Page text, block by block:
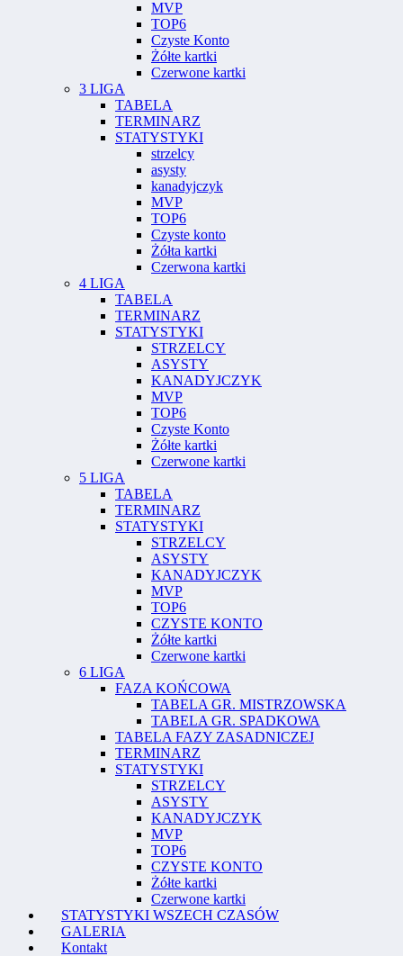
MVP
TOP6
Czyste Konto
Żółte kartki
Czerwone kartki
3 LIGA
TABELA
TERMINARZ
STATYSTYKI
strzelcy
asysty
kanadyjczyk
MVP
TOP6
Czyste konto
Żółta kartki
Czerwona kartki
4 LIGA
TABELA
TERMINARZ
STATYSTYKI
STRZELCY
ASYSTY
KANADYJCZYK
MVP
TOP6
Czyste Konto
Żółte kartki
Czerwone kartki
5 LIGA
TABELA
TERMINARZ
STATYSTYKI
STRZELCY
ASYSTY
KANADYJCZYK
MVP
TOP6
CZYSTE KONTO
Żółte kartki
Czerwone kartki
6 LIGA
FAZA KOŃCOWA
TABELA GR. MISTRZOWSKA
TABELA GR. SPADKOWA
TABELA FAZY ZASADNICZEJ
TERMINARZ
STATYSTYKI
STRZELCY
ASYSTY
KANADYJCZYK
MVP
TOP6
CZYSTE KONTO
Żółte kartki
Czerwone kartki
STATYSTYKI WSZECH CZASÓW
GALERIA
Kontakt